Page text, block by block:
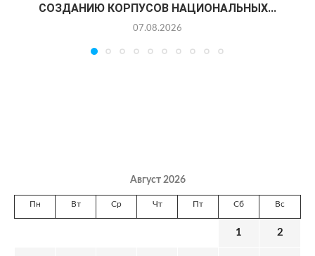
СОЗДАНИЮ КОРПУСОВ НАЦИОНАЛЬНЫХ...
07.08.2026
Август 2026
Пн Вт Ср Чт Пт Сб Вс
1 2